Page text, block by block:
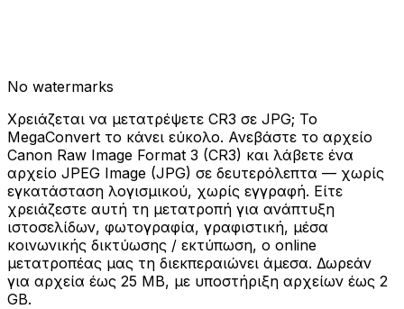
No watermarks
Χρειάζεται να μετατρέψετε CR3 σε JPG; Το
MegaConvert το κάνει εύκολο. Ανεβάστε το αρχείο
Canon Raw Image Format 3 (CR3) και λάβετε ένα
αρχείο JPEG Image (JPG) σε δευτερόλεπτα — χωρίς
εγκατάσταση λογισμικού, χωρίς εγγραφή. Είτε
χρειάζεστε αυτή τη μετατροπή για ανάπτυξη
ιστοσελίδων, φωτογραφία, γραφιστική, μέσα
κοινωνικής δικτύωσης / εκτύπωση, ο online
μετατροπέας μας τη διεκπεραιώνει άμεσα. Δωρεάν
για αρχεία έως 25 MB, με υποστήριξη αρχείων έως 2
GB.